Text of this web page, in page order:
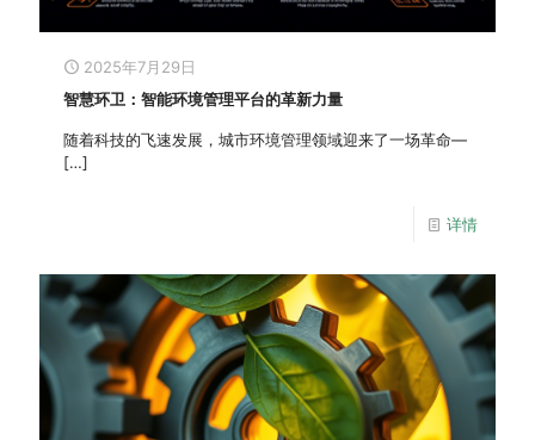
2025年7月29日
智慧环卫：智能环境管理平台的革新力量
随着科技的飞速发展，城市环境管理领域迎来了一场革命—
[…]
详情